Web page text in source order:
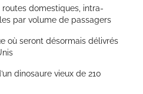
domestiques, intra-
par volume de passagers
où seront désormais délivrés
dinosaure vieux de 210